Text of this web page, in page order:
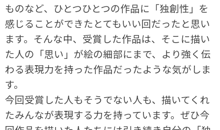
ものなど、ひとつひとつの作品に「独創性」を
感じることができたとてもいい回だったと思い
ます。そんな中、受賞した作品は、そこに描い
た人の「思い」が絵の細部にまで、より強く伝
わる表現力を持った作品だったような気がしま
す。
今回受賞した人もそうでない人も、描いてくれ
たみんなが表現する力を持っています。ぜひ今